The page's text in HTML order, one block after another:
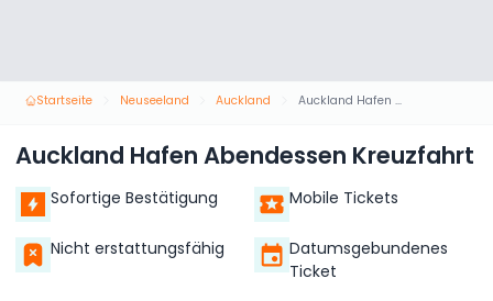
Startseite Neuseeland Auckland Auckland Hafen Abendessen Kreuzfahrt
Auckland Hafen Abendessen Kreuzfahrt
Sofortige Bestätigung Mobile Tickets
Nicht erstattungsfähig
Datumsgebundenes
Ticket